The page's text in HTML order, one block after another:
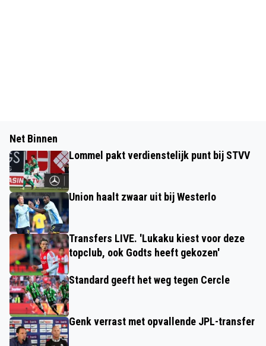
Net Binnen
Lommel pakt verdienstelijk punt bij STVV
Union haalt zwaar uit bij Westerlo
Transfers LIVE. 'Lukaku kiest voor deze
topclub, ook Godts heeft gekozen'
Standard geeft het weg tegen Cercle
Genk verrast met opvallende JPL-transfer